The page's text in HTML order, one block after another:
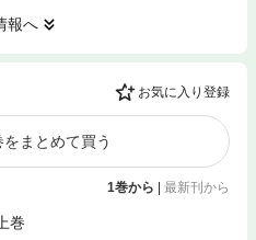
報へ
お気に入り登録
まとめて買う
1巻から | 最新刊から
巻